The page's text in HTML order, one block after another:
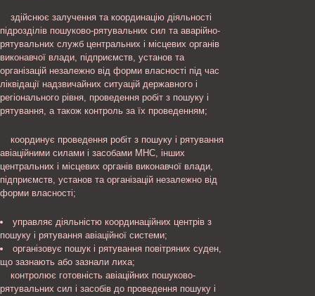
здійснює залучення та координацію діяльності
підрозділів пошуково-рятувальних сил та аварійно-
рятувальних служб центральних і місцевих органів
виконавчої влади, підприємств, установ та
організацій незалежно від форми власності під час
ліквідації надзвичайних ситуацій державного і
регіонального рівня, проведення робіт з пошуку і
рятування, а також контроль за їх проведенням;
координує проведення робіт з пошуку і рятування
авіаційними силами і засобами МНС, інших
центральних і місцевих органів виконавчої влади,
підприємств, установ та організацій незалежно від
форми власності;
управляє діяльністю координаційних центрів з
пошуку і рятування авіаційної системи;
організовує пошук і рятування повітряних суден,
що зазнають або зазнали лиха;
контролює готовність авіаційних пошуково-
рятувальних сил і засобів до проведення пошуку і